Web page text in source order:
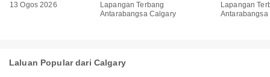
13 Ogos 2026
Lapangan Terbang
Antarabangsa Calgary
Lapangan
Antarabangsa
Laluan Popular dari Calgary